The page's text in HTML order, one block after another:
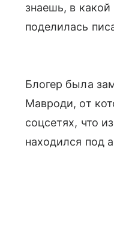
знаешь, в
поделилась
Блогер была
Мавроди, от
соцсетях, что
находился под